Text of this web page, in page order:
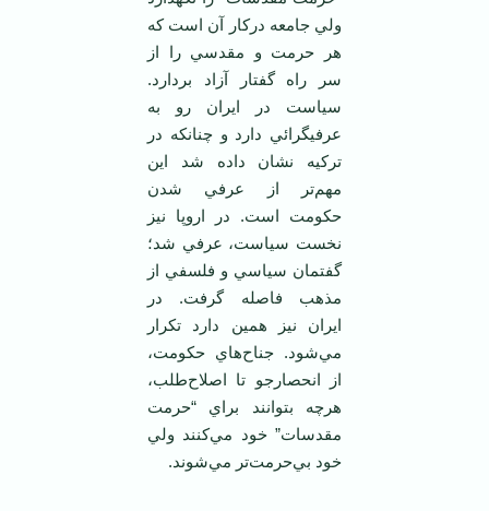
ولي جامعه دركار آن است كه
هر حرمت و مقدسي را از
سر راه گفتار آزاد بردارد.
سياست در ايران رو به
عرفيگرائي دارد و چنانكه در
تركيه نشان داده شد اين
مهم‌تر از عرفي شدن
حكومت است. در اروپا نيز
نخست سياست، عرفي شد؛
گفتمان سياسي و فلسفي از
مذهب فاصله گرفت. در
ايران نيز همين دارد تكرار
مي‌شود. جناح‌هاي حكومت،
از انحصارجو تا اصلاح‌طلب،
هرچه بتوانند براي “حرمت
مقدسات” خود مي‌كنند ولي
خود بي‌حرمت‌تر مي‌شوند.